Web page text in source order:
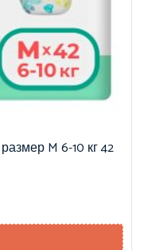
M 6-10 кг 42